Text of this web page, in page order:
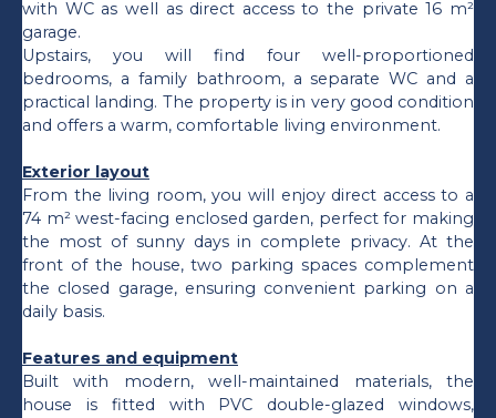
with WC as well as direct access to the private 16 m²
garage.
Upstairs, you will find four well-proportioned
bedrooms, a family bathroom, a separate WC and a
practical landing. The property is in very good condition
and offers a warm, comfortable living environment.
Exterior layout
From the living room, you will enjoy direct access to a
74 m² west-facing enclosed garden, perfect for making
the most of sunny days in complete privacy. At the
front of the house, two parking spaces complement
the closed garage, ensuring convenient parking on a
daily basis.
Features and equipment
Built with modern, well-maintained materials, the
house is fitted with PVC double-glazed windows,